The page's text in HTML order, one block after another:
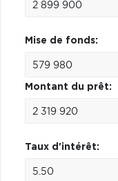
Mise de fonds:
Montant du prêt:
Taux d'intérêt: